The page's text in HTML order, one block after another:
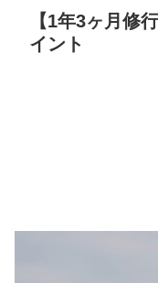
【1年3ヶ月修
イント